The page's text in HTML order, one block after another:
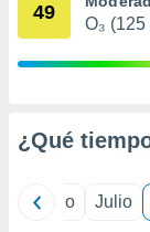
publicidad
publicidad
49
O₃ (125
¿Qué
Junio Julio